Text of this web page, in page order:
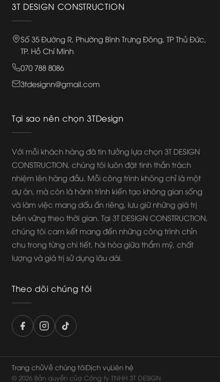
3T DESIGN CONSTRUCTION
Số 35 Đường R, Phường Bình Trưng Đông, TP Thủ Đức,
TP. Hồ Chí Minh
070 788 8086
3tdesignn@gmail.com
Tại sao nên chọn 3TDesign
Với mỗi khách hàng đã tin tưởng lựa chọn 3T DESIGN
CONSTRUCTION, chúng tôi luôn đặt tinh thần trách
nhiệm lên hàng đầu. Mỗi công trình không chỉ là một
dự án, mà còn là hành trình kiến tạo không gian sống
và làm việc mang dấu ấn riêng, lưu giữ những giá trị
bền vững theo thời gian. Tại 3T DESIGN CONSTRUCTION,
chúng tôi cam kết mang đến những công trình chỉn
chu trong từng chi tiết, hài hòa giữa thẩm mỹ, chất
lượng và giá trị sử dụng lâu dài.
Theo dõi chúng tôi
Trang chủVề chúng tôiDịch vụLiên hệ
© 2026 Bản quyền của Công ty TNHH 3T DESIGN